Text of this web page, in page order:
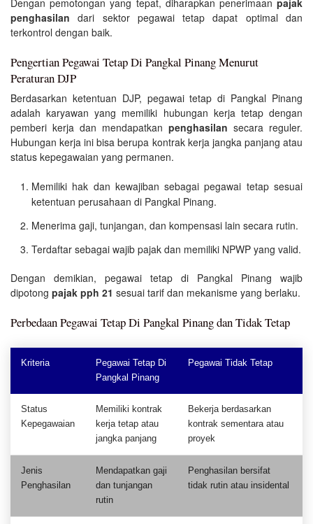
Dengan pemotongan yang tepat, diharapkan penerimaan pajak
penghasilan dari sektor pegawai tetap dapat optimal dan
terkontrol dengan baik.
Pengertian Pegawai Tetap Di Pangkal Pinang Menurut
Peraturan DJP
Berdasarkan ketentuan DJP, pegawai tetap di Pangkal Pinang
adalah karyawan yang memiliki hubungan kerja tetap dengan
pemberi kerja dan mendapatkan penghasilan secara reguler.
Hubungan kerja ini bisa berupa kontrak kerja jangka panjang atau
status kepegawaian yang permanen.
Memiliki hak dan kewajiban sebagai pegawai tetap sesuai
ketentuan perusahaan di Pangkal Pinang.
Menerima gaji, tunjangan, dan kompensasi lain secara rutin.
Terdaftar sebagai wajib pajak dan memiliki NPWP yang valid.
Dengan demikian, pegawai tetap di Pangkal Pinang wajib
dipotong pajak pph 21 sesuai tarif dan mekanisme yang berlaku.
Perbedaan Pegawai Tetap Di Pangkal Pinang dan Tidak Tetap
Kriteria
Pegawai Tetap Di
Pangkal Pinang
Pegawai Tidak Tetap
Status
Kepegawaian
Memiliki kontrak
kerja tetap atau
jangka panjang
Bekerja berdasarkan
kontrak sementara atau
proyek
Jenis
Penghasilan
Mendapatkan gaji
dan tunjangan
rutin
Penghasilan bersifat
tidak rutin atau insidental